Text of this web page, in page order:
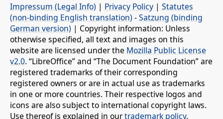
Impressum (Legal Info) | Privacy Policy | Statutes
(non-binding English translation) -Satzung (binding
German version) | Copyright information: Unless
otherwise specified, all text and images on this
website are licensed under the Mozilla Public License
v2.0. “LibreOffice” and “The Document Foundation” are
registered trademarks of their corresponding
registered owners or are in actual use as trademarks
in one or more countries. Their respective logos and
icons are also subject to international copyright laws.
Use thereof is explained in ourtrademark policy.